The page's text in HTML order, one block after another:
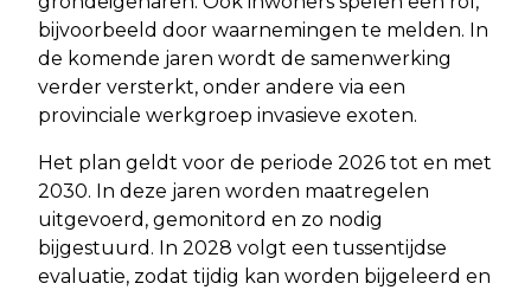
bijvoorbeeld door waarnemingen te melden. In
de komende jaren wordt de samenwerking
verder versterkt, onder andere via een
provinciale werkgroep invasieve exoten.
Het plan geldt voor de periode 2026 tot en met
2030. In deze jaren worden maatregelen
uitgevoerd, gemonitord en zo nodig
bijgestuurd. In 2028 volgt een tussentijdse
evaluatie, zodat tijdig kan worden bijgeleerd en